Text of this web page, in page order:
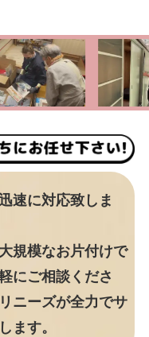
速に対応致しま
規模なお片付けで
にご相談くださ
ニーズが全力でサ
ます。